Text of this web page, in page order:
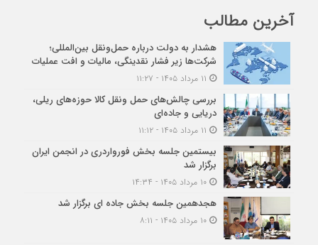
آخرین مطالب
هشدار به دولت درباره حمل‌ونقل بین‌المللی؛
شرکت‌ها زیر فشار نقدینگی، مالیات و افت عملیات
بررسی چالش‌های حمل ونقل کالا حوزه‌های ریلی،
دریایی و جاده‌ای
بیستمین جلسه بخش فورواردری در انجمن ایران
برگزار شد
۱۰ مرداد ۱۴۰۵ - ۱۴:۳۴
هجدهمین جلسه بخش جاده ای برگزار شد
۱۰ مرداد ۱۴۰۵ - ۸:۱۱